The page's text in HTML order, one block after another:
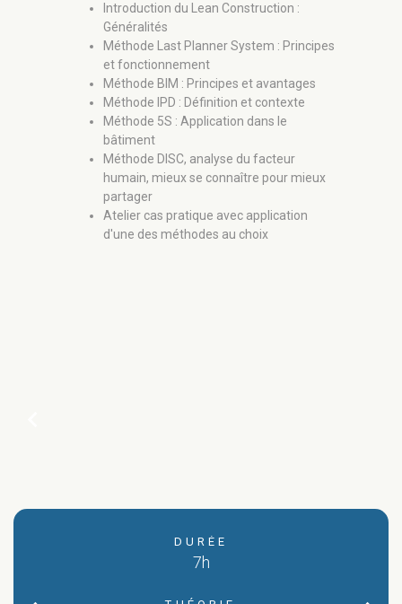
Introduction du Lean Construction :
Généralités
Méthode Last Planner System : Principes
et fonctionnement
Méthode BIM : Principes et avantages
Méthode IPD : Définition et contexte
Méthode 5S : Application dans le
bâtiment
Méthode DISC, analyse du facteur
humain, mieux se connaître pour mieux
partager
Atelier cas pratique avec application
d'une des méthodes au choix
DURÉE
7h